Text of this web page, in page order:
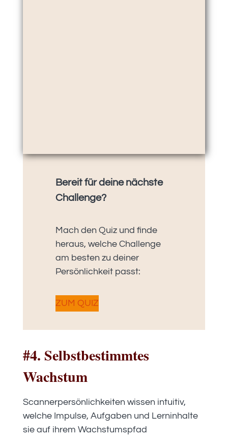
Bereit für deine nächste
Challenge?
Mach den Quiz und finde
heraus, welche Challenge
am besten zu deiner
Persönlichkeit passt:
ZUM QUIZ
#4. Selbstbestimmtes
Wachstum
Scannerpersönlichkeiten wissen intuitiv,
welche Impulse, Aufgaben und Lerninhalte
sie auf ihrem Wachstumspfad